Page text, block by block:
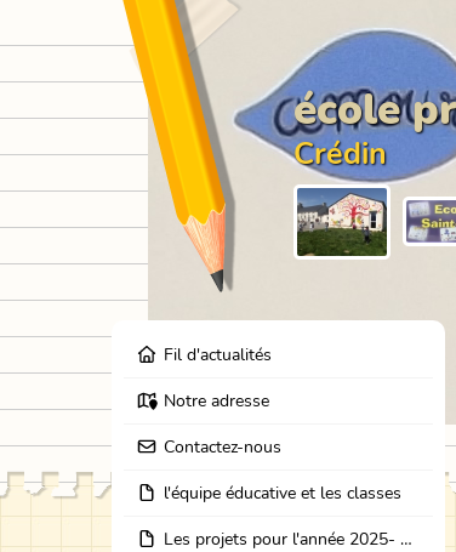
école
Crédin
Fil d'actualités
Notre adresse
Contactez-nous
l'équipe éducative et les classes
Les projets pour l'année 2025- 2026: école dehors, journées partage des classes, et coopération avec les résidents de l'EHPAD